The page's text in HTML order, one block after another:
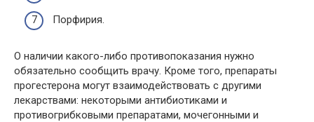
Порфирия.
О наличии какого-либо противопоказания нужно
обязательно сообщить врачу. Кроме того, препараты
прогестерона могут взаимодействовать с другими
лекарствами: некоторыми антибиотиками и
противогрибковыми препаратами, мочегонными и